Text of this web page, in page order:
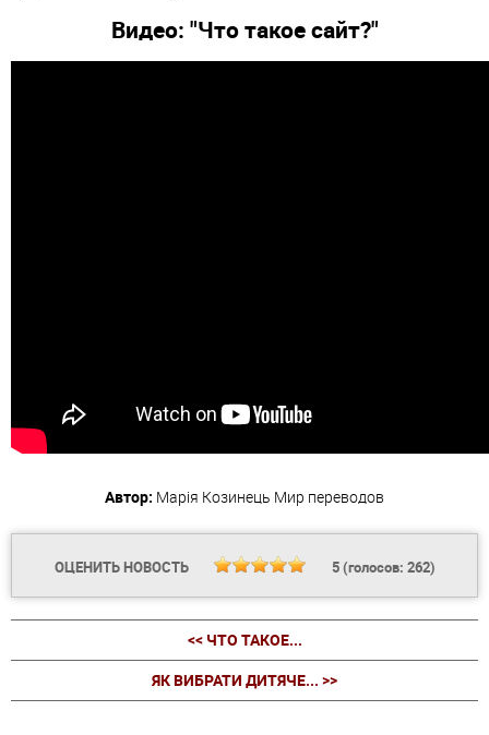
Видео: "Что такое сайт?"
Автор: Марія Козинець Мир переводов
ОЦЕНИТЬ НОВОСТЬ 5(голосов: 262)
<< ЧТО ТАКОЕ...
ЯК ВИБРАТИ ДИТЯЧЕ... >>